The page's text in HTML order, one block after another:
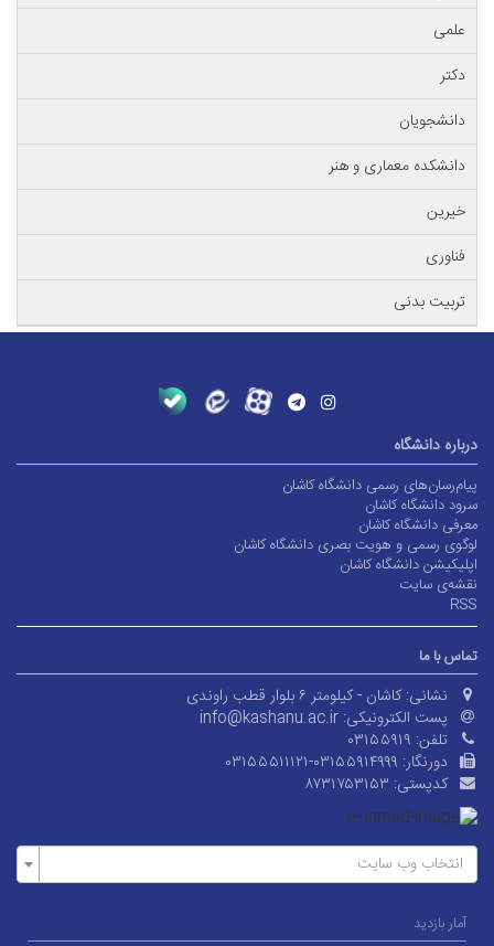
علمی
دکتر
دانشجویان
دانشکده معماری و هنر
خیرین
فناوری
تربیت بدنی
درباره دانشگاه
پیام‌رسان‌های رسمی دانشگاه کاشان
سرود دانشگاه کاشان
معرفی دانشگاه کاشان
لوگوی رسمی و هویت بصری دانشگاه کاشان
اپلیکیشن دانشگاه کاشان
نقشه‌ی سایت
RSS
تماس با ما
نشانی: کاشان - کیلومتر ۶ بلوار قطب راوندی
پست الکترونیکی: info@kashanu.ac.ir
تلفن: ۰۳۱۵۵۹۱۹
دورنگار: ۰۳۱۵۵۵۱۱۱۲۱-۰۳۱۵۵۹۱۴۹۹۹
کدپستی: ۸۷۳۱۷۵۳۱۵۳
انتخاب وب سایت
آمار بازدید